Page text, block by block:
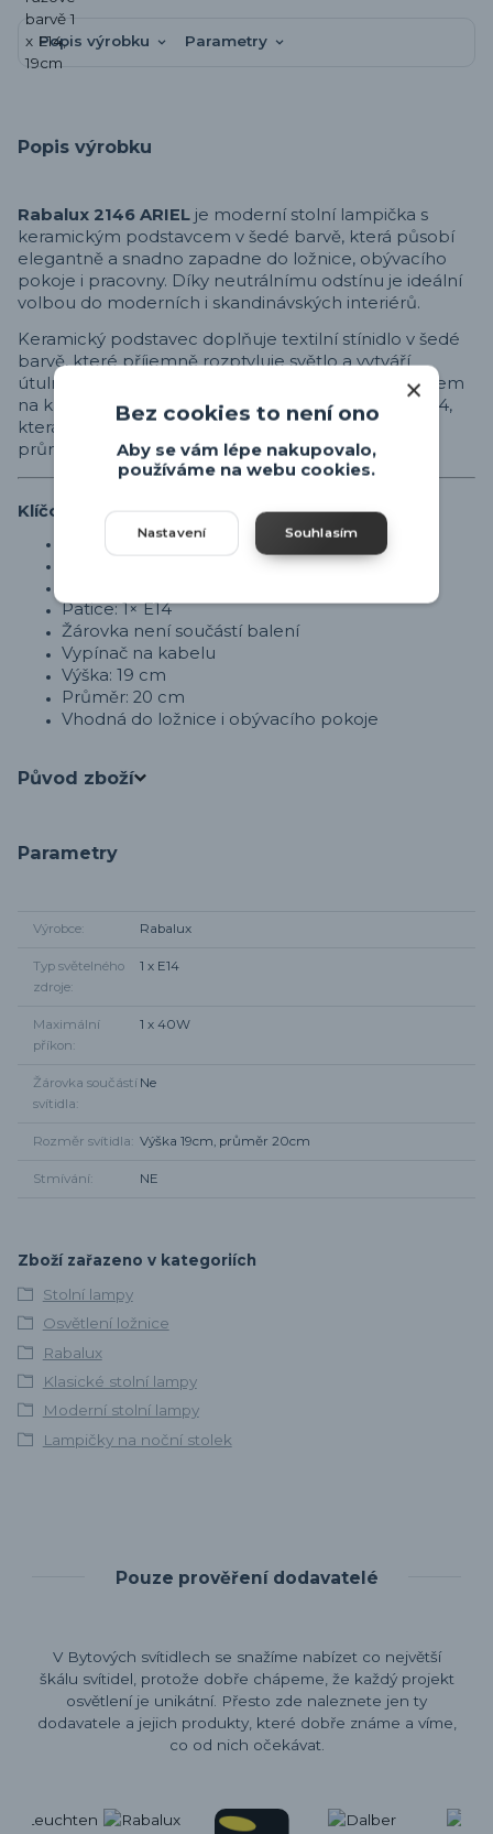
Popis výrobku Parametry
Popis výrobku
Rabalux 2146 ARIEL je moderní stolní lampička s
keramickým podstavcem v šedé barvě, která působí
elegantně a snadno zapadne do ložnice, obývacího
pokoje i pracovny. Díky neutrálnímu odstínu je ideální
volbou do moderních i skandinávských interiérů.
Keramický podstavec doplňuje textilní stínidlo v šedé
barvě, které příjemně rozptyluje světlo a vytváří
útulnou atmosféru. Lampička je vybavena vypínačem
na kabelu a je určena pro jednu žárovku s paticí E14,
která není součástí balení. Výška svítidla je 19 cm a
průměr 20 cm.
Klíčové vlastnosti
Stolní lampička
Keramický podstavec – šedá barva
Patice: 1× E14
Žárovka není součástí balení
Vypínač na kabelu
Výška: 19 cm
Průměr: 20 cm
Vhodná do ložnice i obývacího pokoje
Původ zboží
Parametry
Výrobce Rabalux
Typ světelného
zdroje
1 x E14
Maximální
příkon
1 x 40W
Žárovka součástí
svítidla
Ne
Rozměr svítidla Výška 19cm, průměr 20cm
Stmívání NE
Zboží zařazeno v kategoriích
Stolní lampy
Osvětlení ložnice
Rabalux
Klasické stolní lampy
Moderní stolní lampy
Lampičky na noční stolek
Pouze prověření dodavatelé
V Bytových svítidlech se snažíme nabízet co největší
škálu svítidel, protože dobře chápeme, že každý projekt
osvětlení je unikátní. Přesto zde naleznete jen ty
dodavatele a jejich produkty, které dobře známe a víme,
co od nich očekávat.
Bez cookies to není ono
Aby se vám lépe nakupovalo,
používáme na webu cookies.
Nastavení Souhlasím